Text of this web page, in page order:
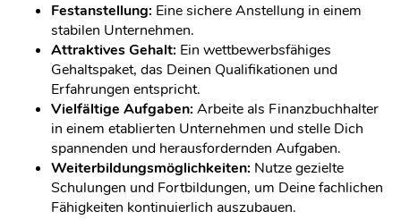
Festanstellung: Eine sichere Anstellung in einem
stabilen Unternehmen.
Attraktives Gehalt: Ein wettbewerbsfähiges
Gehaltspaket, das Deinen Qualifikationen und
Erfahrungen entspricht.
Vielfältige Aufgaben: Arbeite als Finanzbuchhalter
in einem etablierten Unternehmen und stelle Dich
spannenden und herausfordernden Aufgaben.
Weiterbildungsmöglichkeiten: Nutze gezielte
Schulungen und Fortbildungen, um Deine fachlichen
Fähigkeiten kontinuierlich auszubauen.